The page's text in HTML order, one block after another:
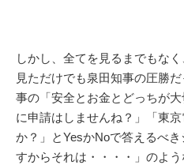
しかし、全てを見るまでもな
見ただけでも泉田知事の圧勝
事の「安全とお金とどっちが
に申請はしませんね？」「東
か？」とYesかNoで答えるべ
すからそれは・・・・」のよ